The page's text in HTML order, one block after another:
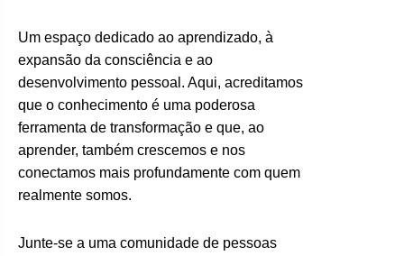
Um espaço dedicado ao aprendizado, à
expansão da consciência e ao
desenvolvimento pessoal. Aqui, acreditamos
que o conhecimento é uma poderosa
ferramenta de transformação e que, ao
aprender, também crescemos e nos
conectamos mais profundamente com quem
realmente somos.
Junte-se a uma comunidade de pessoas